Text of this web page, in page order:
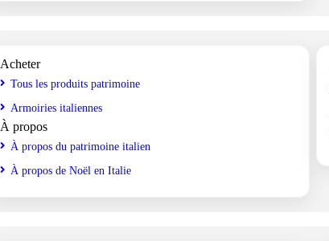
Acheter
Tous les produits patrimoine
Armoiries italiennes
À propos
À propos du patrimoine italien
À propos de Noël en Italie